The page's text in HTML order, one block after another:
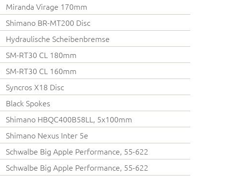
Miranda Virage 170mm
Shimano BR-MT200 Disc
Hydraulische Scheibenbremse
SM-RT30 CL 180mm
SM-RT30 CL 160mm
Syncros X18 Disc
Black Spokes
Shimano HBQC400B58LL, 5x100mm
Shimano Nexus Inter 5e
Schwalbe Big Apple Performance, 55-622
Schwalbe Big Apple Performance, 55-622